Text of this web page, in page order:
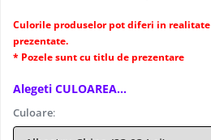
Culorile produselor pot diferi in
prezentate.
* Pozele sunt cu titlu de prezentare
Alegeti CULOAREA...
Culoare: